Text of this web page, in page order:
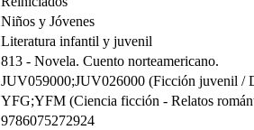
Niños y Jóvenes
Literatura infantil y juvenil
813 - Novela. Cuento norteamericano.
JUV059000;JUV026000 (Ficción juvenil /
YFG;YFM (Ciencia ficción - Relatos
9786075272924